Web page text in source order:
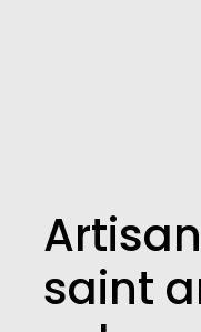
saint